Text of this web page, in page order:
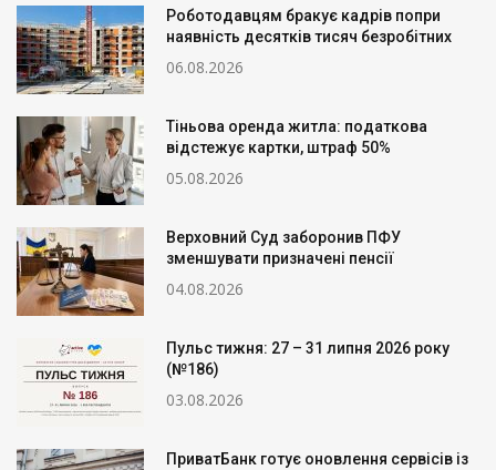
Роботодавцям бракує кадрів попри
наявність десятків тисяч безробітних
06.08.2026
Тіньова оренда житла: податкова
відстежує картки, штраф 50%
05.08.2026
Верховний Суд заборонив ПФУ
зменшувати призначені пенсії
04.08.2026
Пульс тижня: 27 – 31 липня 2026 року
(№186)
03.08.2026
ПриватБанк готує оновлення сервісів із